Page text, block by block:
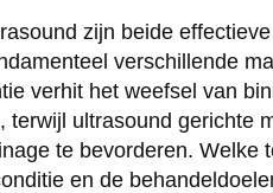
zijn beide
verschillende
verhit het weefsel van
terwijl ultrasound gerichte
te bevorderen.
en de